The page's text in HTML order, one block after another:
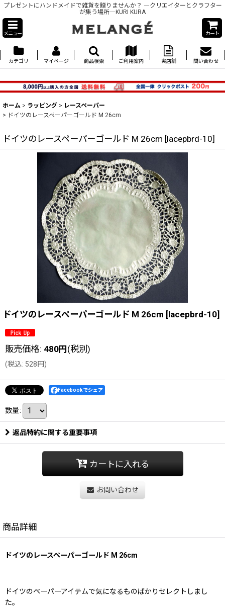
プレゼントにハンドメイドで雑貨を贈りませんか？ ―クリエイターとクラフター
が集う場所―KURI KURA
メニュー カート
カテゴリ マイページ 商品検索 ご利用案内 実店舗 問い合わせ
ホーム > ラッピング > レースペーパー
> ドイツのレースペーパーゴールド M 26cm
ドイツのレースペーパーゴールド M 26cm [lacepbrd-10]
ドイツのレースペーパーゴールド M 26cm [lacepbrd-10]
販売価格: 480円(税別)
(税込: 528円)
Facebookでシェア
数量:
返品特約に関する重要事項
カートに入れる
お問い合わせ
商品詳細
ドイツのレースペーパーゴールド M 26cm
ドイツのペーパーアイテムで気になるものばかりセレクトしまし
た。